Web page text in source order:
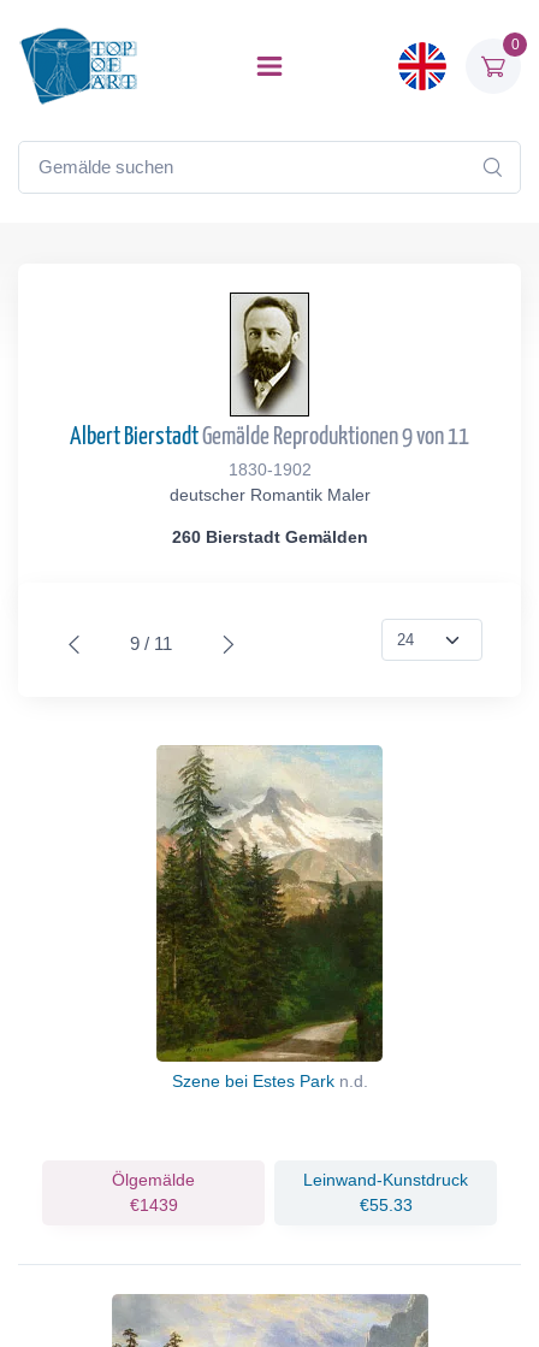
0
Albert BierstadtGemälde Reproduktionen 9 von 11
1830-1902
deutscher Romantik Maler
260 Bierstadt Gemälden
9 / 11
Szene bei Estes Park n.d.
Ölgemälde
€1439
Leinwand-Kunstdruck
€55.33